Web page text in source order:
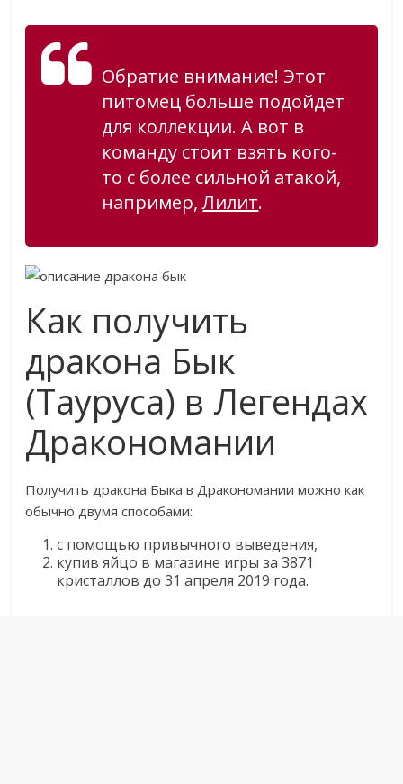
Обратие внимание! Этот
питомец больше подойдет
для коллекции. А вот в
команду стоит взять кого-
то с более сильной атакой,
например,Лилит.
Как получить
дракона Бык
(Тауруса) в Легендах
Дракономании
Получить дракона Быка в Дракономании можно как
обычно двумя способами:
с помощью привычного выведения,
купив яйцо в магазине игры за 3871
кристаллов до 31 апреля 2019 года.